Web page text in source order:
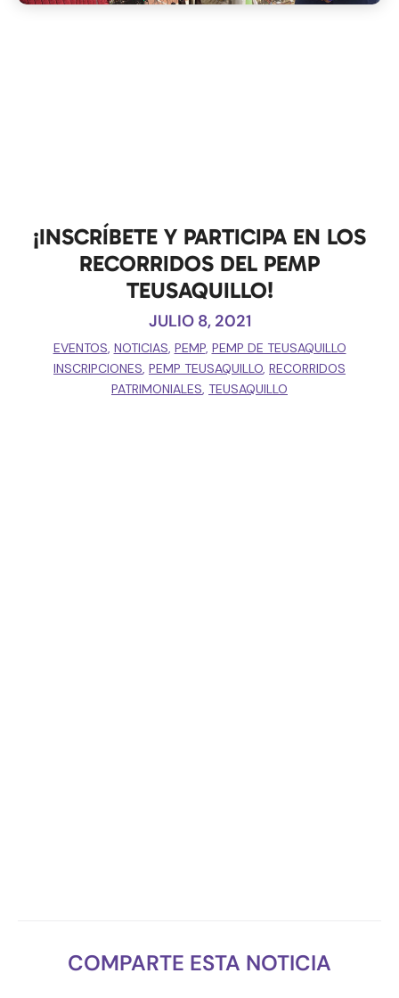
¡INSCRÍBETE Y PARTICIPA EN LOS
RECORRIDOS DEL PEMP
TEUSAQUILLO!
JULIO 8, 2021
EVENTOS, NOTICIAS, PEMP, PEMP DE TEUSAQUILLO
INSCRIPCIONES, PEMP TEUSAQUILLO, RECORRIDOS
PATRIMONIALES, TEUSAQUILLO
COMPARTE ESTA NOTICIA